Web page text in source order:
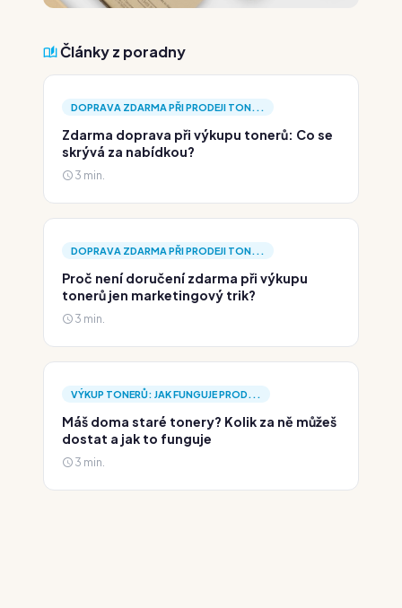
Články z poradny
DOPRAVA ZDARMA PŘI PRODEJI TON...
Zdarma doprava při výkupu tonerů: Co se
skrývá za nabídkou?
3 min.
DOPRAVA ZDARMA PŘI PRODEJI TON...
Proč není doručení zdarma při výkupu
tonerů jen marketingový trik?
3 min.
VÝKUP TONERŮ: JAK FUNGUJE PROD...
Máš doma staré tonery? Kolik za ně můžeš
dostat a jak to funguje
3 min.